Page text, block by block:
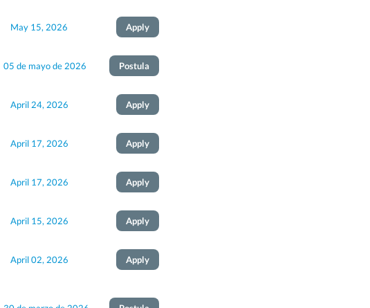
May 15, 2026 Apply
05 de mayo de 2026 Postula
April 24, 2026 Apply
April 17, 2026 Apply
April 17, 2026 Apply
April 15, 2026 Apply
April 02, 2026 Apply